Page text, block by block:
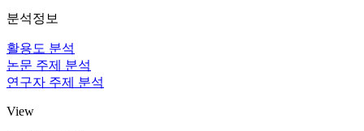
분석정보
활용도 분석
논문 주제 분석
연구자 주제 분석
View